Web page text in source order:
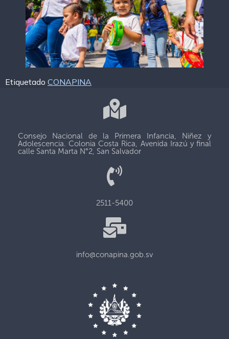
Etiquetado CONAPINA
Consejo Nacional de la Primera Infancia, Niñez y
Adolescencia. Colonia Costa Rica, Avenida Irazú y final
calle Santa Marta N°2, San Salvador
2511-5400
info@conapina.gob.sv